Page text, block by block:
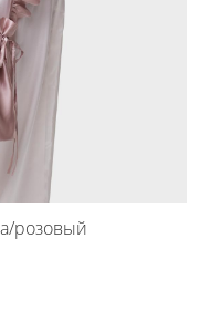
розовый